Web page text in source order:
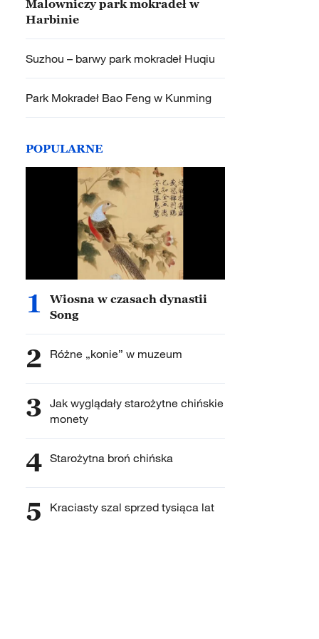
Malowniczy park mokradeł w
Harbinie
Suzhou – barwy park mokradeł Huqiu
Park Mokradeł Bao Feng w Kunming
POPULARNE
1
Wiosna w czasach dynastii
Song
2 Różne „konie” w muzeum
3 Jak wyglądały starożytne chińskie
monety
4 Starożytna broń chińska
5 Kraciasty szal sprzed tysiąca lat